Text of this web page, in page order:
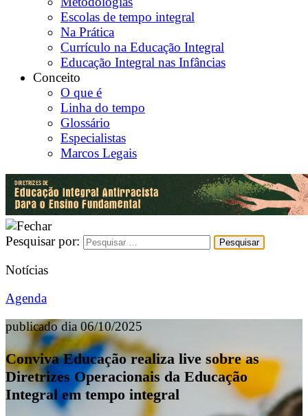
Escolas de tempo integral
Na Prática
Currículo na Educação Integral
Educação Integral nas Infâncias
Conceito
O que é
Linha do tempo
Glossário
Especialistas
Marcos Legais
Pesquisar por:
Notícias
Agenda
publicado dia 06/10/2025
Conviva Educação realiza live sobre as
Diretrizes Operacionais da Educação
Integral em tempo integral